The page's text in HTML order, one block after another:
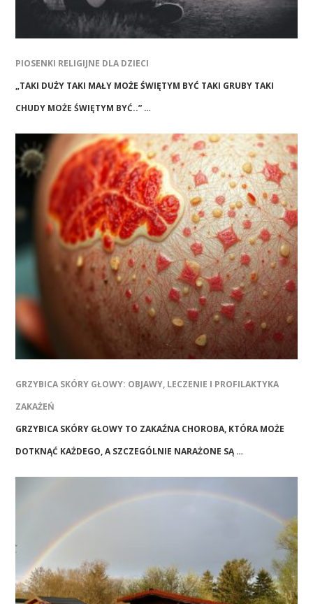
PIOSENKI RELIGIJNE DLA DZIECI
„TAKI DUŻY TAKI MAŁY MOŻE ŚWIĘTYM BYĆ TAKI GRUBY TAKI
CHUDY MOŻE ŚWIĘTYM BYĆ..” …
GRZYBICA SKÓRY GŁOWY: OBJAWY, LECZENIE I PROFILAKTYKA
ZAKAŻEŃ
GRZYBICA SKÓRY GŁOWY TO ZAKAŹNA CHOROBA, KTÓRA MOŻE
DOTKNĄĆ KAŻDEGO, A SZCZEGÓLNIE NARAŻONE SĄ …